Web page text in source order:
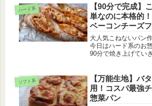
きそうです☺️今回は
材の中でも私が一番
使っ...
ハード系
【90分で完成】
単なのに本格的
ベーコンチーズ
大人気こねないパン
今日はハード系のお
90分で焼き上げてい
やすい生地です😄材
し、作業も少ないの
完...
ソフト系
【万能生地】バ
用！コスパ最強
惣菜パン